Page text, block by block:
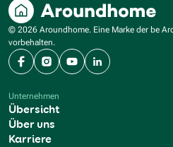
© 2026 Aroundhome. Eine Marke der be
vorbehalten.
FacebookInstagram
YouTubeLinkedIn
Unternehmen
Übersicht
Über uns
Karriere